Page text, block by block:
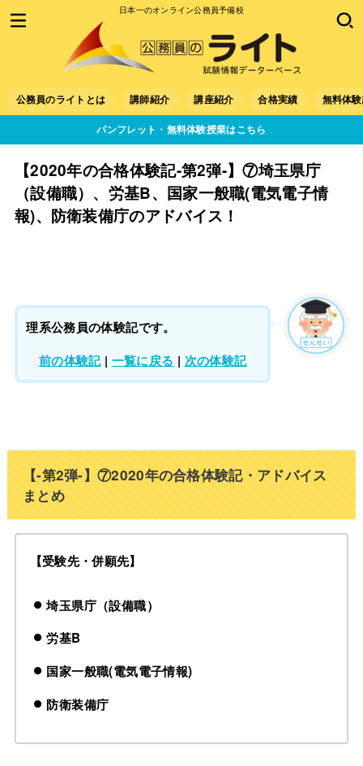
日本一のオンライン公務員予備校
公務員のライトとは 講師紹介 講座紹介 合格実績 無料体
パンフレット・無料体験授業はこちら
【2020年の合格体験記-第2弾-】⑦埼玉県庁
（設備職）、労基B、国家一般職(電気電子情
報)、防衛装備庁のアドバイス！
理系公務員の体験記です。
前の体験記| 一覧に戻る | 次の体験記
【-第2弾-】⑦2020年の合格体験記・アドバイス
まとめ
【受験先・併願先】
埼玉県庁（設備職）
労基B
国家一般職(電気電子情報)
防衛装備庁